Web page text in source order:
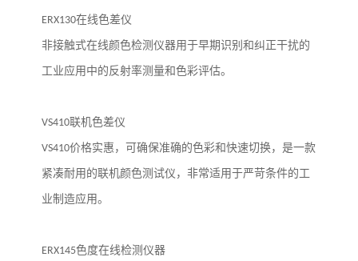
ERX130在线色差仪
非接触式在线颜色检测仪器用于早期识别和纠正干扰的
工业应用中的反射率测量和色彩评估。
VS410联机色差仪
VS410价格实惠，可确保准确的色彩和快速切换，是一款
紧凑耐用的联机颜色测试仪，非常适用于严苛条件的工
业制造应用。
ERX145色度在线检测仪器